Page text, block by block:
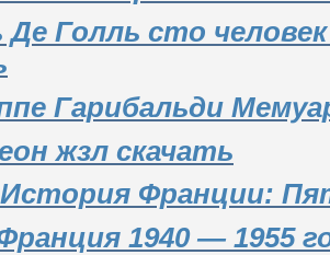
Де Голль сто
Гарибальди
жзл скачать
Франции:
1940 — 1955